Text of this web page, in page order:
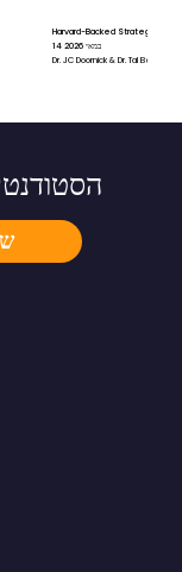
Harvard-Backed Strategies for
14 במאי 2026
Dr. JC Doornick & Dr. Tal Ben-